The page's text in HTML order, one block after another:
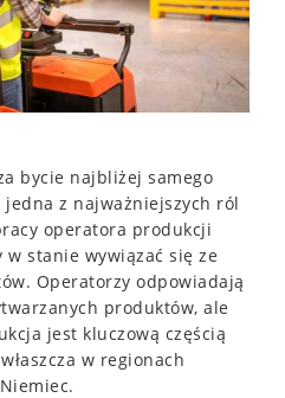
bycie najbliżej samego
z najważniejszych ról
operatora produkcji
stanie wywiązać się ze
Operatorzy odpowiadają
produktów, ale
jest kluczową częścią
w regionach